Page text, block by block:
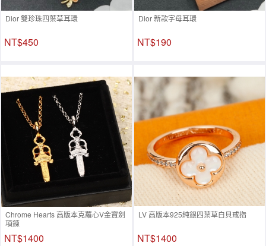
Dior 雙珍珠四葉草耳環
NT$450
Dior 新款字母耳環
NT$190
Chrome Hearts 高版本克羅心V金寶劍
項鍊
NT$1400
LV 高版本925純銀四葉草白貝戒指
NT$1400